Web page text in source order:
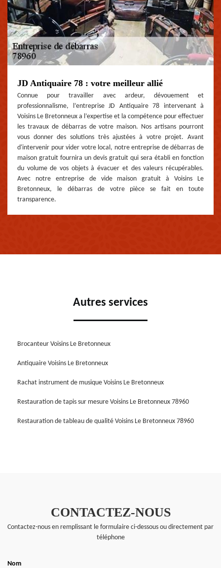
JD Antiquaire 78 : votre meilleur allié
Connue pour travailler avec ardeur, dévouement et
professionnalisme, l’entreprise JD Antiquaire 78 intervenant à
Voisins Le Bretonneux a l’expertise et la compétence pour effectuer
les travaux de débarras de votre maison. Nos artisans pourront
vous donner des solutions très ajustées à votre projet. Avant
d'intervenir pour vider votre local, notre entreprise de débarras de
maison gratuit fournira un devis gratuit qui sera établi en fonction
du volume de vos objets à évacuer et des valeurs récupérables.
Avec notre entreprise de vide maison gratuit à Voisins Le
Bretonneux, le débarras de votre pièce se fait en toute
transparence.
Autres services
Brocanteur Voisins Le Bretonneux
Antiquaire Voisins Le Bretonneux
Rachat instrument de musique Voisins Le Bretonneux
Restauration de tapis sur mesure Voisins Le Bretonneux 78960
Restauration de tableau de qualité Voisins Le Bretonneux 78960
CONTACTEZ-NOUS
Contactez-nous en remplissant le formulaire ci-dessous ou directement par
téléphone
Nom